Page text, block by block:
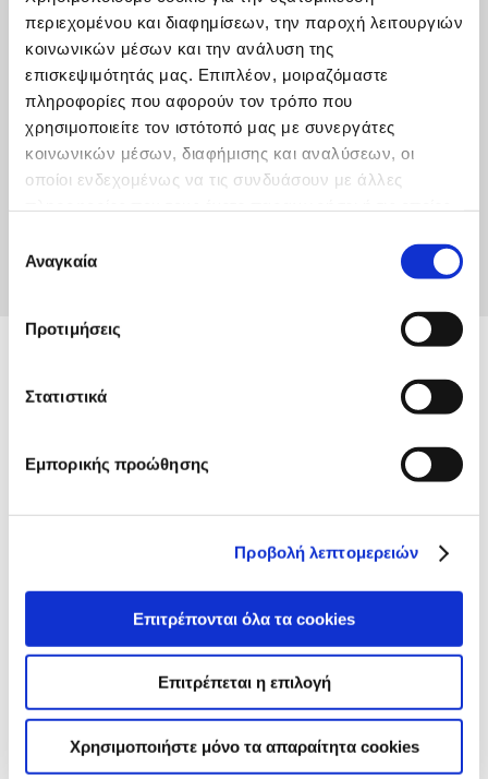
περιεχομένου και διαφημίσεων, την παροχή λειτουργιών
κοινωνικών μέσων και την ανάλυση της
επισκεψιμότητάς μας. Επιπλέον, μοιραζόμαστε
πληροφορίες που αφορούν τον τρόπο που
χρησιμοποιείτε τον ιστότοπό μας με συνεργάτες
κοινωνικών μέσων, διαφήμισης και αναλύσεων, οι
οποίοι ενδεχομένως να τις συνδυάσουν με άλλες
των υπηρεσιών τους.
συγκατάθεσης
Αναγκαία
Προτιμήσεις
Στατιστικά
Εμπορικής προώθησης
Προβολή λεπτομερειών
Επιτρέπονται όλα τα cookies
Επιτρέπεται η επιλογή
Χρησιμοποιήστε μόνο τα απαραίτητα cookies
Κάντε κλικ για να κατεβάσετε το αρχείο
Περίληψη Διακ. 9-2025_25PROC018114908
Κάντε κλικ για να κατεβάσετε το αρχείο